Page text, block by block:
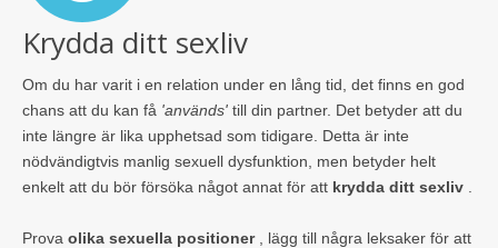
Krydda ditt sexliv
Om du har varit i en relation under en lång tid, det finns en god
chans att du kan få 'används' till din partner. Det betyder att du
inte längre är lika upphetsad som tidigare. Detta är inte
nödvändigtvis manlig sexuell dysfunktion, men betyder helt
enkelt att du bör försöka något annat för att krydda ditt sexliv
Prova olika sexuella positioner, lägg till några leksaker för att